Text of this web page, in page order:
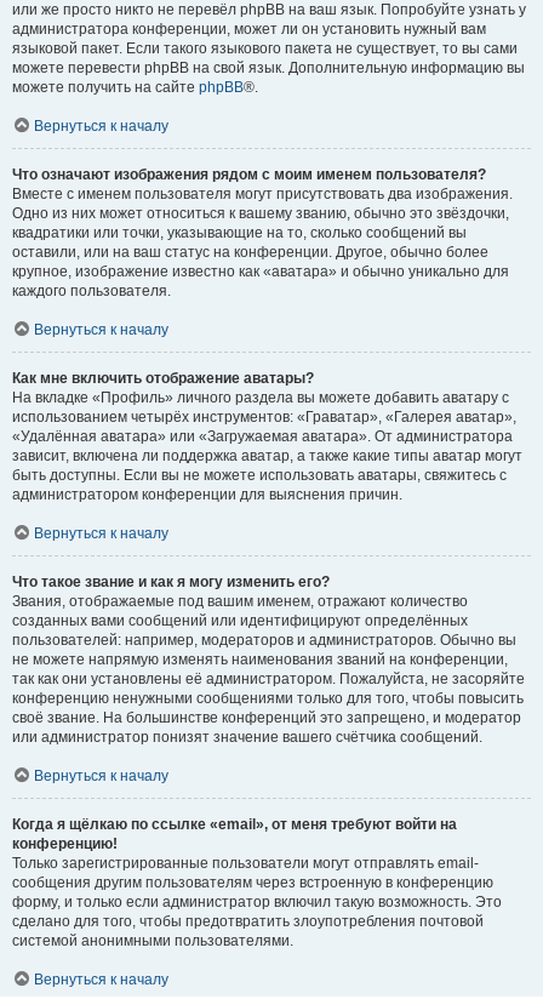
или же просто никто не перевёл phpBB на ваш язык. Попробуйте узнать у
администратора конференции, может ли он установить нужный вам
языковой пакет. Если такого языкового пакета не существует, то вы сами
можете перевести phpBB на свой язык. Дополнительную информацию вы
можете получить на сайте phpBB®.
Вернуться к началу
Что означают изображения рядом с моим именем пользователя?
Вместе с именем пользователя могут присутствовать два изображения.
Одно из них может относиться к вашему званию, обычно это звёздочки,
квадратики или точки, указывающие на то, сколько сообщений вы
оставили, или на ваш статус на конференции. Другое, обычно более
крупное, изображение известно как «аватара» и обычно уникально для
каждого пользователя.
Вернуться к началу
Как мне включить отображение аватары?
На вкладке «Профиль» личного раздела вы можете добавить аватару с
использованием четырёх инструментов: «Граватар», «Галерея аватар»,
«Удалённая аватара» или «Загружаемая аватара». От администратора
зависит, включена ли поддержка аватар, а также какие типы аватар могут
быть доступны. Если вы не можете использовать аватары, свяжитесь с
администратором конференции для выяснения причин.
Вернуться к началу
Что такое звание и как я могу изменить его?
Звания, отображаемые под вашим именем, отражают количество
созданных вами сообщений или идентифицируют определённых
пользователей: например, модераторов и администраторов. Обычно вы
не можете напрямую изменять наименования званий на конференции,
так как они установлены её администратором. Пожалуйста, не засоряйте
конференцию ненужными сообщениями только для того, чтобы повысить
своё звание. На большинстве конференций это запрещено, и модератор
или администратор понизят значение вашего счётчика сообщений.
Вернуться к началу
Когда я щёлкаю по ссылке «email», от меня требуют войти на
конференцию!
Только зарегистрированные пользователи могут отправлять email-
сообщения другим пользователям через встроенную в конференцию
форму, и только если администратор включил такую возможность. Это
сделано для того, чтобы предотвратить злоупотребления почтовой
системой анонимными пользователями.
Вернуться к началу